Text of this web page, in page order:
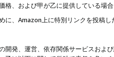
格、および甲が乙に提供している場
に、Amazon上に特別リンクを投稿
開発、運営、依存関係サービスおよ